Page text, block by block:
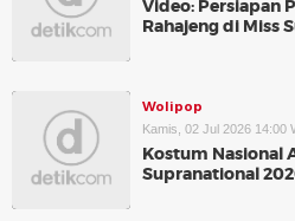
Video: Persiapan
Rahajeng di Miss
Wolipop
Kamis, 02 Jul 2026 14:00
Kostum Nasional
Supranational